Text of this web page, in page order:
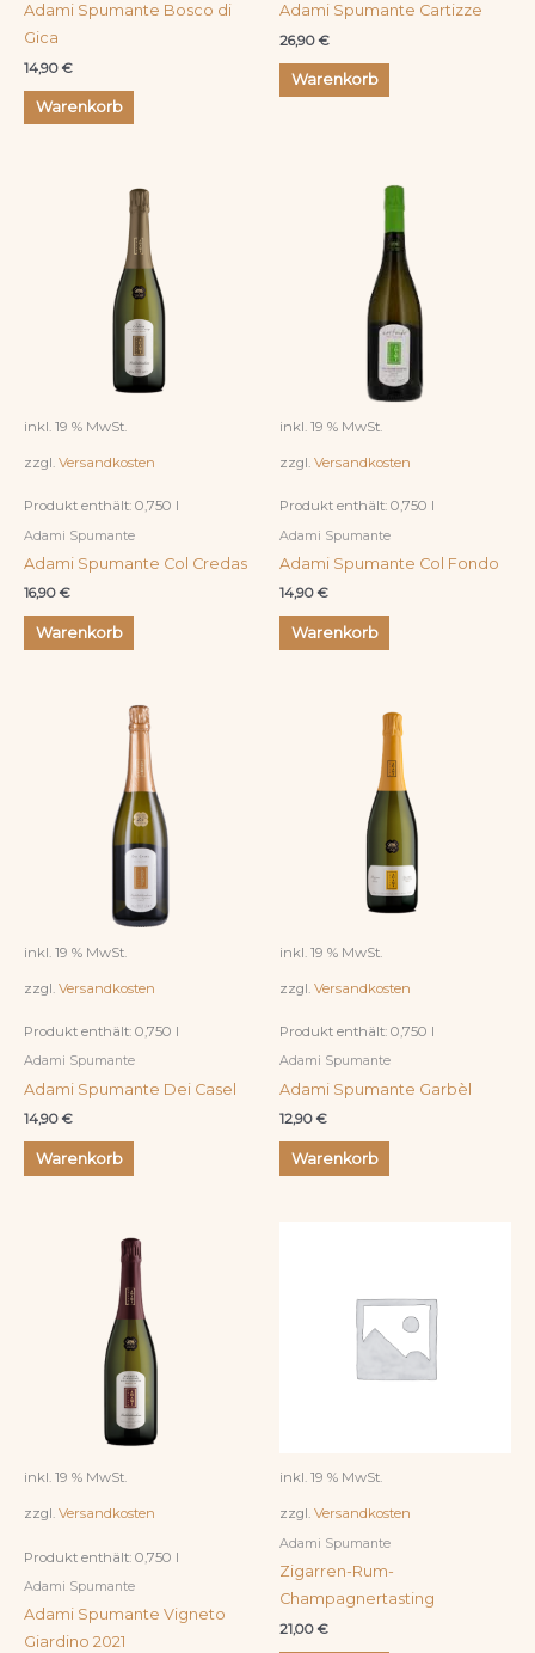
Adami Spumante Bosco di
Gica
14,90€
Warenkorb
Adami Spumante Cartizze
26,90€
Warenkorb
inkl. 19 % MwSt.
zzgl. Versandkosten
Produkt enthält: 0,750 l
Adami Spumante
Adami Spumante Col Credas
16,90€
Warenkorb
inkl. 19 % MwSt.
zzgl. Versandkosten
Produkt enthält: 0,750 l
Adami Spumante
Adami Spumante Col Fondo
14,90€
Warenkorb
inkl. 19 % MwSt.
zzgl. Versandkosten
Produkt enthält: 0,750 l
Adami Spumante
Adami Spumante Dei Casel
14,90€
Warenkorb
inkl. 19 % MwSt.
zzgl. Versandkosten
Produkt enthält: 0,750 l
Adami Spumante
Adami Spumante Garbèl
12,90€
Warenkorb
inkl. 19 % MwSt.
zzgl. Versandkosten
Produkt enthält: 0,750 l
Adami Spumante
Adami Spumante Vigneto
Giardino 2021
inkl. 19 % MwSt.
zzgl. Versandkosten
Adami Spumante
Zigarren-Rum-
Champagnertasting
21,00€